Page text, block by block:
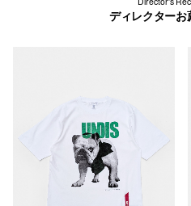
ディレクターお